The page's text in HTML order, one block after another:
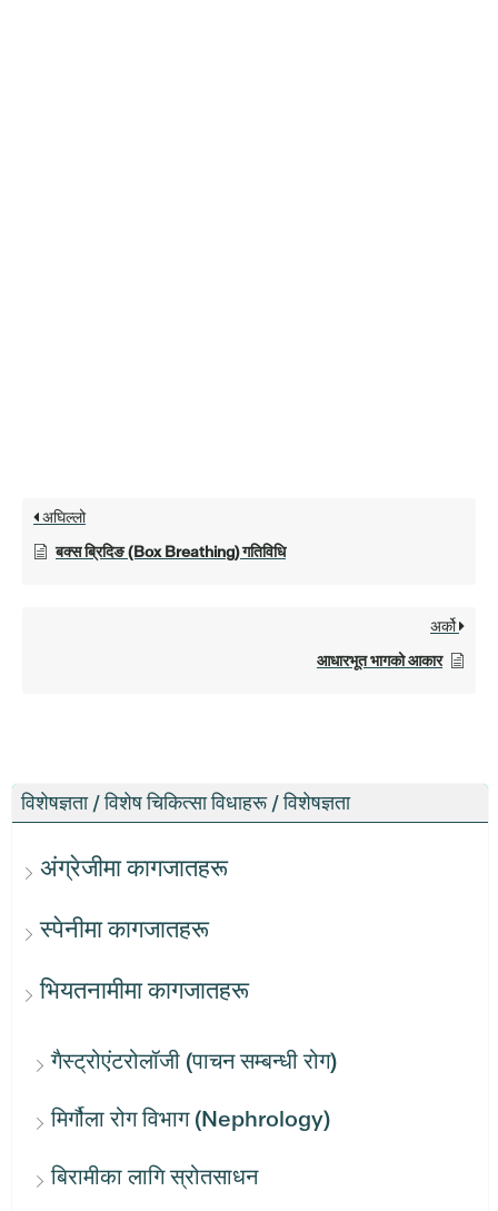
विशेषज्ञता / विशेष चिकित्सा विधाहरू / विशेषज्ञता
अंग्रेजीमा कागजातहरू
स्पेनीमा कागजातहरू
भियतनामीमा कागजातहरू
गैस्ट्रोएंटरोलॉजी (पाचन सम्बन्धी रोग)
मिर्गौला रोग विभाग (Nephrology)
बिरामीका लागि स्रोतसाधन
अघिल्लो
बक्स ब्रिदिङ (Box Breathing) गतिविधि
अर्को
आधारभूत भागको आकार